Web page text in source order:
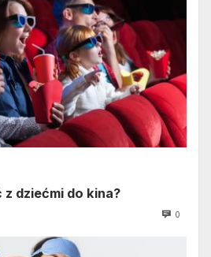
dziećmi do kina?
0